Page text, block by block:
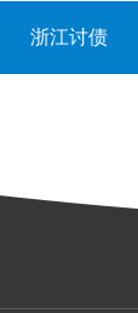
浙江讨债